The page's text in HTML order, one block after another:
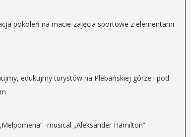
pokoleń na macie-zajęcia sportowe z elementami
edukujmy turystów na Plebańskiej górze i pod
-musical „Aleksander Hamilton”